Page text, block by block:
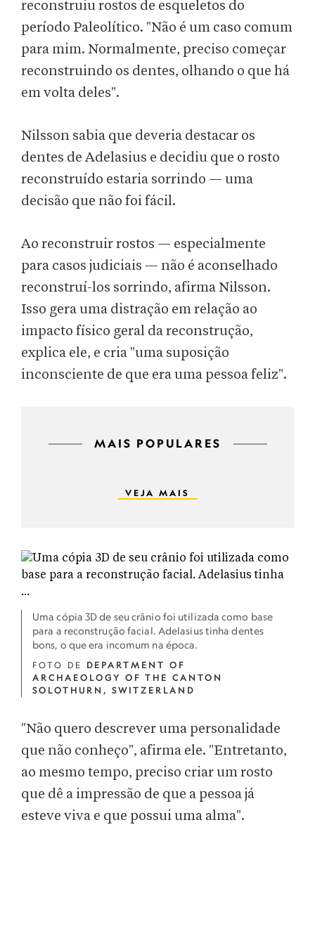
reconstruiu rostos de esqueletos do
período Paleolítico. "Não é um caso comum
para mim. Normalmente, preciso começar
reconstruindo os dentes, olhando o que há
em volta deles".
Nilsson sabia que deveria destacar os
dentes de Adelasius e decidiu que o rosto
reconstruído estaria sorrindo — uma
decisão que não foi fácil.
Ao reconstruir rostos — especialmente
para casos judiciais — não é aconselhado
reconstruí-los sorrindo, afirma Nilsson.
Isso gera uma distração em relação ao
impacto físico geral da reconstrução,
explica ele, e cria "uma suposição
inconsciente de que era uma pessoa feliz".
MAIS POPULARES
VEJA MAIS
Uma cópia 3D de seu crânio foi utilizada como base
para a reconstrução facial. Adelasius tinha dentes
bons, o que era incomum na época.
FOTO DE DEPARTMENT OF
ARCHAEOLOGY OF THE CANTON
SOLOTHURN, SWITZERLAND
"Não quero descrever uma personalidade
que não conheço", afirma ele. "Entretanto,
ao mesmo tempo, preciso criar um rosto
que dê a impressão de que a pessoa já
esteve viva e que possui uma alma".